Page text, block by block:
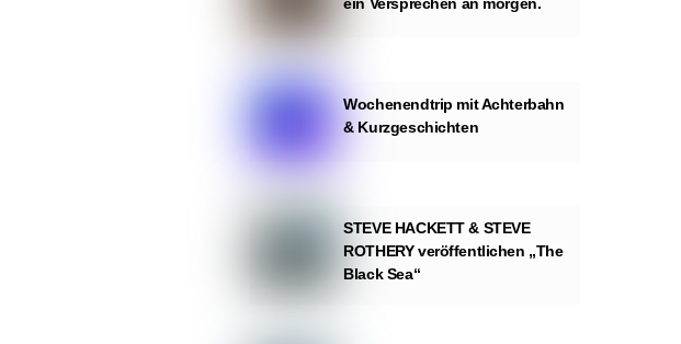
Wochenendtrip mit Achterbahn
& Kurzgeschichten
STEVE HACKETT & STEVE
ROTHERY veröffentlichen „The
Black Sea“